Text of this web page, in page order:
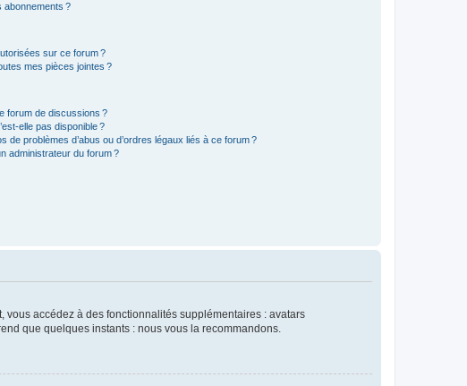
abonnements ?
sur ce forum ?
mes pièces jointes ?
forum de discussions ?
elle pas disponible ?
de problèmes d’abus ou d’ordres légaux liés à ce forum ?
administrateur du forum ?
vous accédez à des fonctionnalités supplémentaires : avatars
que quelques instants : nous vous la recommandons.